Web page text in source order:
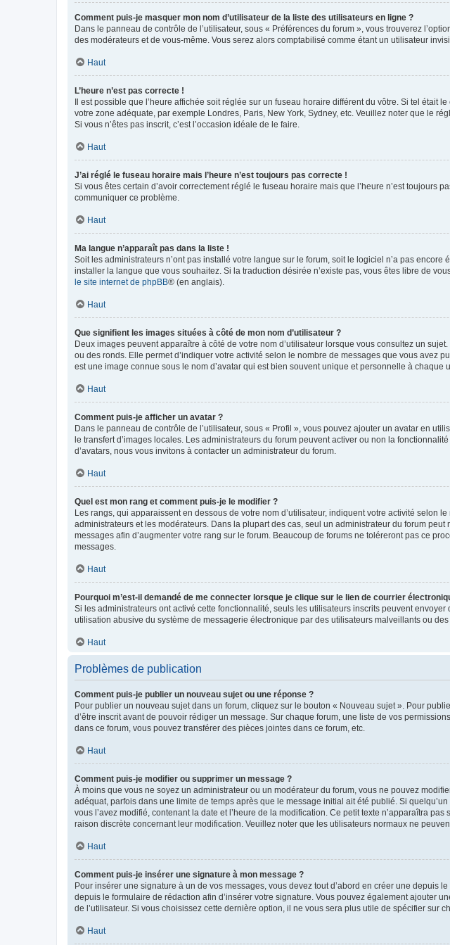
Comment puis-je masquer mon nom d’utilisateur de la liste des utilisateurs en ligne ?
Dans le panneau de contrôle de l’utilisateur, sous « Préférences du forum », vous trouverez
des modérateurs et de vous-même. Vous serez alors comptabilisé comme étant un utilisateur
Haut
L’heure n’est pas correcte !
Il est possible que l’heure affichée soit réglée sur un fuseau horaire différent du vôtre. Si tel
votre zone adéquate, par exemple Londres, Paris, New York, Sydney, etc. Veuillez noter que le
Si vous n’êtes pas inscrit, c’est l’occasion idéale de le faire.
Haut
J’ai réglé le fuseau horaire mais l’heure n’est toujours pas correcte !
Si vous êtes certain d’avoir correctement réglé le fuseau horaire mais que l’heure n’est
communiquer ce problème.
Haut
Ma langue n’apparaît pas dans la liste !
Soit les administrateurs n’ont pas installé votre langue sur le forum, soit le logiciel n’a pas
installer la langue que vous souhaitez. Si la traduction désirée n’existe pas, vous êtes libre de
le site internet de phpBB® (en anglais).
Haut
Que signifient les images situées à côté de mon nom d’utilisateur ?
Deux images peuvent apparaître à côté de votre nom d’utilisateur lorsque vous consultez un
ou des ronds. Elle permet d’indiquer votre activité selon le nombre de messages que vous avez
est une image connue sous le nom d’avatar qui est bien souvent unique et personnelle à chaque
Haut
Comment puis-je afficher un avatar ?
Dans le panneau de contrôle de l’utilisateur, sous « Profil », vous pouvez ajouter un avatar en
le transfert d’images locales. Les administrateurs du forum peuvent activer ou non la
d’avatars, nous vous invitons à contacter un administrateur du forum.
Haut
Quel est mon rang et comment puis-je le modifier ?
Les rangs, qui apparaissent en dessous de votre nom d’utilisateur, indiquent votre activité
administrateurs et les modérateurs. Dans la plupart des cas, seul un administrateur du forum
messages afin d’augmenter votre rang sur le forum. Beaucoup de forums ne toléreront pas ce
messages.
Haut
Pourquoi m’est-il demandé de me connecter lorsque je clique sur le lien de courrier
Si les administrateurs ont activé cette fonctionnalité, seuls les utilisateurs inscrits peuvent
utilisation abusive du système de messagerie électronique par des utilisateurs malveillants ou des
Haut
Problèmes de publication
Comment puis-je publier un nouveau sujet ou une réponse ?
Pour publier un nouveau sujet dans un forum, cliquez sur le bouton « Nouveau sujet ». Pour
d’être inscrit avant de pouvoir rédiger un message. Sur chaque forum, une liste de vos
dans ce forum, vous pouvez transférer des pièces jointes dans ce forum, etc.
Haut
Comment puis-je modifier ou supprimer un message ?
À moins que vous ne soyez un administrateur ou un modérateur du forum, vous ne pouvez
adéquat, parfois dans une limite de temps après que le message initial ait été publié. Si
vous l’avez modifié, contenant la date et l’heure de la modification. Ce petit texte n’apparaîtra
raison discrète concernant leur modification. Veuillez noter que les utilisateurs normaux ne
Haut
Comment puis-je insérer une signature à mon message ?
Pour insérer une signature à un de vos messages, vous devez tout d’abord en créer une depuis
depuis le formulaire de rédaction afin d’insérer votre signature. Vous pouvez également ajouter
de l’utilisateur. Si vous choisissez cette dernière option, il ne vous sera plus utile de spécifier sur
Haut